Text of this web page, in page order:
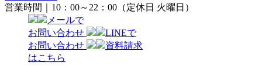
営業時間｜10：00～22：00（定休日 火曜日）
メールで
お問い合わせ
LINEで
お問い合わせ
資料請求
はこちら